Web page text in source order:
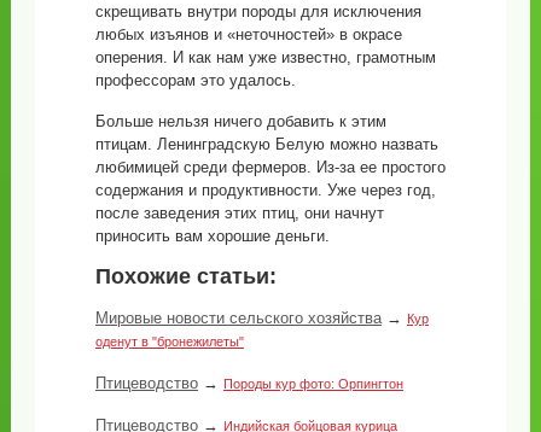
скрещивать внутри породы для исключения
любых изъянов и «неточностей» в окрасе
оперения. И как нам уже известно, грамотным
профессорам это удалось.
Больше нельзя ничего добавить к этим
птицам. Ленинградскую Белую можно назвать
любимицей среди фермеров. Из-за ее простого
содержания и продуктивности. Уже через год,
после заведения этих птиц, они начнут
приносить вам хорошие деньги.
Похожие статьи:
Мировые новости сельского хозяйства→
Кур
оденут в "бронежилеты"
Птицеводство→ Породы кур фото: Орпингтон
Птицеводство→ Индийская бойцовая курица